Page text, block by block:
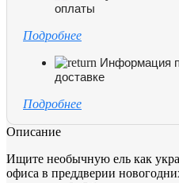
оплаты
Подробнее
Информация
доставке
Подробнее
Описание
Ищите необычную ель как
офиса в преддверии